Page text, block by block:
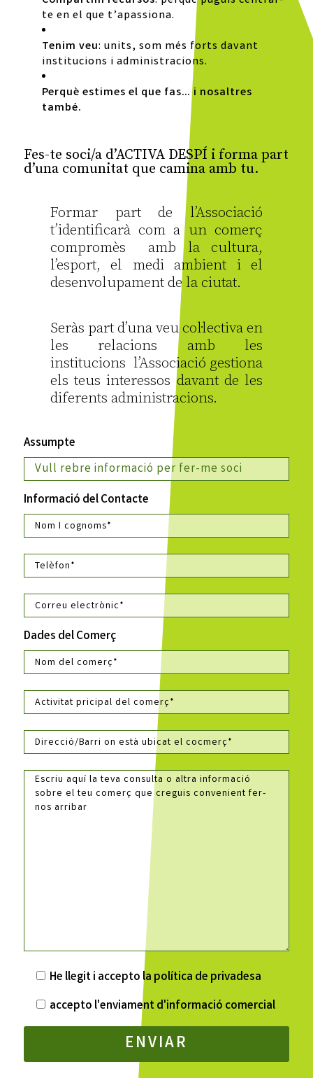
te en el que t’apassiona.
Tenim veu: units, som més forts davant
institucions i administracions.
Perquè estimes el que fas… i nosaltres
també.
Fes-te soci/a d’ACTIVA DESPÍ i forma part
d’una comunitat que camina amb tu.
Formar part de l’Associació
t’identificarà com a un comerç
compromès amb la cultura,
l’esport, el medi ambient i el
desenvolupament de la ciutat.
Seràs part d’una veu col·lectiva en
les relacions amb les
institucions l’Associació gestiona
els teus interessos davant de les
diferents administracions.
Assumpte
Informació del Contacte
Dades del Comerç
He llegit i accepto la política de privadesa
accepto l'enviament d'informació comercial